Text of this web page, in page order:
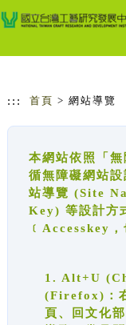
跳到主要內容
網站導覽
::: 首頁 > 網站導覽
本網站依照「
循無障礙網站
站導覽 (Site
Key) 等設計方
﹝Accesskey，
1. Alt+U
(Firefox)：
頁、回文化